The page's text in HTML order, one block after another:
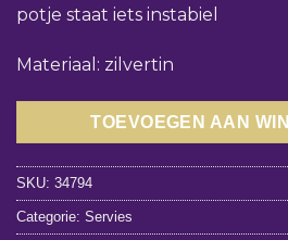
potje staat iets instabiel
Materiaal: zilvertin
TOEVOEGEN AAN
SKU: 34794
Categorie: Servies